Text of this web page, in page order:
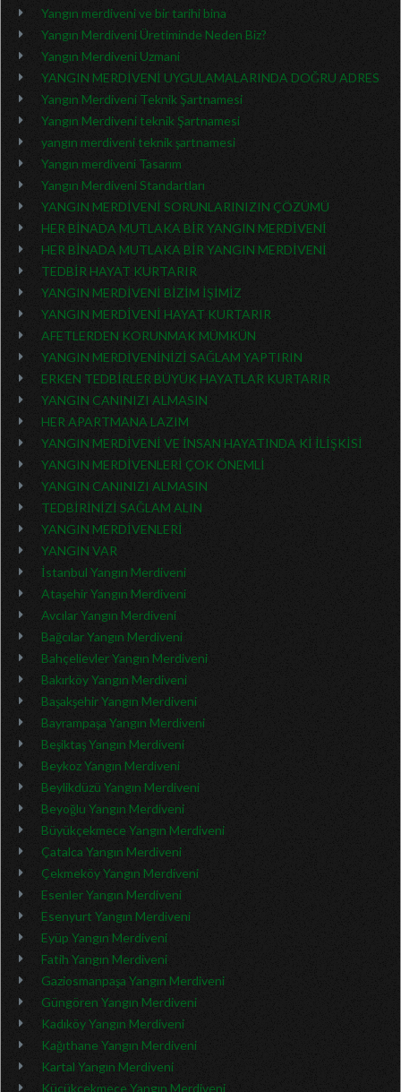
Yangın merdiveni ve bir tarihi bina
Yangın Merdiveni Üretiminde Neden Biz?
Yangın Merdiveni Uzmani
YANGIN MERDİVENİ UYGULAMALARINDA DOĞRU ADRES
Yangın Merdiveni Teknik Şartnamesi
Yangın Merdiveni teknik Şartnamesi
yangın merdiveni teknik şartnamesi
Yangın merdiveni Tasarım
Yangın Merdiveni Standartları
YANGIN MERDİVENİ SORUNLARINIZIN ÇÖZÜMÜ
HER BİNADA MUTLAKA BİR YANGIN MERDİVENİ
HER BİNADA MUTLAKA BİR YANGIN MERDİVENİ
TEDBİR HAYAT KURTARIR
YANGIN MERDİVENİ BİZİM İŞİMİZ
YANGIN MERDİVENİ HAYAT KURTARIR
AFETLERDEN KORUNMAK MÜMKÜN
YANGIN MERDİVENİNİZİ SAĞLAM YAPTIRIN
ERKEN TEDBİRLER BÜYÜK HAYATLAR KURTARIR
YANGIN CANINIZI ALMASIN
HER APARTMANA LAZIM
YANGIN MERDİVENİ VE İNSAN HAYATINDA Kİ İLİŞKİSİ
YANGIN MERDİVENLERİ ÇOK ÖNEMLİ
YANGIN CANINIZI ALMASIN
TEDBİRİNİZİ SAĞLAM ALIN
YANGIN MERDİVENLERİ
YANGIN VAR
İstanbul Yangın Merdiveni
Ataşehir Yangın Merdiveni
Avcılar Yangın Merdiveni
Bağcılar Yangın Merdiveni
Bahçelievler Yangın Merdiveni
Bakırköy Yangın Merdiveni
Başakşehir Yangın Merdiveni
Bayrampaşa Yangın Merdiveni
Beşiktaş Yangın Merdiveni
Beykoz Yangın Merdiveni
Beylikdüzü Yangın Merdiveni
Beyoğlu Yangın Merdiveni
Büyükçekmece Yangın Merdiveni
Çatalca Yangın Merdiveni
Çekmeköy Yangın Merdiveni
Esenler Yangın Merdiveni
Esenyurt Yangın Merdiveni
Eyüp Yangın Merdiveni
Fatih Yangın Merdiveni
Gaziosmanpaşa Yangın Merdiveni
Güngören Yangın Merdiveni
Kadıköy Yangın Merdiveni
Kağıthane Yangın Merdiveni
Kartal Yangın Merdiveni
Küçükçekmece Yangın Merdiveni